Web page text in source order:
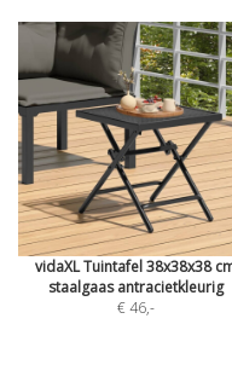
vidaXL Tuintafel 38x38x38
staalgaas antracietkleurig
€ 46,-